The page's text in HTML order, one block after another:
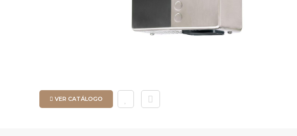
VER CATÁLOGO